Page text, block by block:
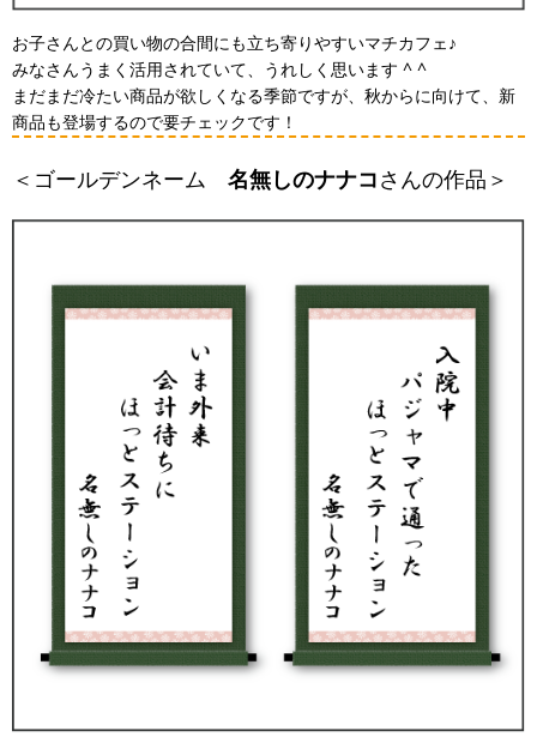
お子さんとの買い物の合間にも立ち寄りやすいマチカフェ♪
みなさんうまく活用されていて、うれしく思います ^ ^
まだまだ冷たい商品が欲しくなる季節ですが、秋からに向けて、新
商品も登場するので要チェックです！
＜ゴールデンネーム 名無しのナナコさんの作品＞